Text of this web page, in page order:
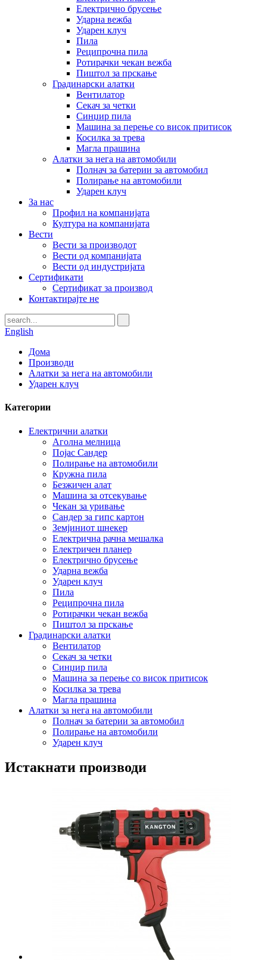
Електрично брусење
Ударна вежба
Ударен клуч
Пила
Реципрочна пила
Ротирачки чекан вежба
Пиштол за прскање
Градинарски алатки
Вентилатор
Секач за четки
Синџир пила
Машина за перење со висок притисок
Косилка за трева
Магла прашина
Алатки за нега на автомобили
Полнач за батерии за автомобил
Полирање на автомобили
Ударен клуч
За нас
Профил на компанијата
Култура на компанијата
Вести
Вести за производот
Вести од компанијата
Вести од индустријата
Сертификати
Сертификат за производ
Контактирајте не
English
Дома
Производи
Алатки за нега на автомобили
Ударен клуч
Категории
Електрични алатки
Аголна мелница
Појас Сандер
Полирање на автомобили
Кружна пила
Безжичен алат
Машина за отсекување
Чекан за уривање
Сандер за гипс картон
Земјиниот шнекер
Електрична рачна мешалка
Електричен планер
Електрично брусење
Ударна вежба
Ударен клуч
Пила
Реципрочна пила
Ротирачки чекан вежба
Пиштол за прскање
Градинарски алатки
Вентилатор
Секач за четки
Синџир пила
Машина за перење со висок притисок
Косилка за трева
Магла прашина
Алатки за нега на автомобили
Полнач за батерии за автомобил
Полирање на автомобили
Ударен клуч
Истакнати производи